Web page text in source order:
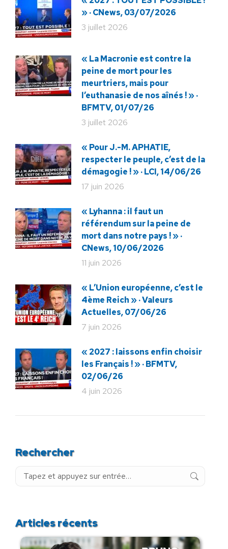
» · CNews, 03/07/2026
3 juillet 2026
« La Macronie est contre la
peine de mort pour les
meurtriers, mais pour
l’euthanasie de nos aînés ! » ·
BFMTV, 01/07/26
3 juillet 2026
« Pour J.-M. APHATIE,
respecter le peuple, c’est de la
démagogie ! » · LCI, 14/06/26
17 juin 2026
« Lyhanna : il faut un
référendum sur la peine de
mort dans notre pays ! » ·
CNews, 10/06/2026
11 juin 2026
« L’Union européenne, c’est le
4ème Reich » · Valeurs
Actuelles, 07/06/26
7 juin 2026
« 2027 : laissons enfin choisir
les Français ! » · BFMTV,
02/06/26
4 juin 2026
Rechercher
Recherche
Articles récents